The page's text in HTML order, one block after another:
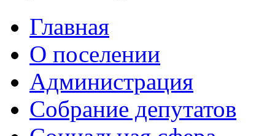
Главная
О поселении
Администрация
Собрание депутатов